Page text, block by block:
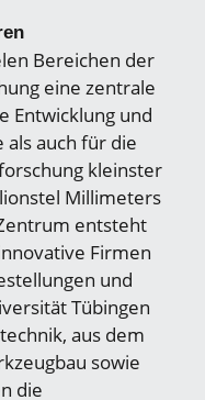
Bereichen der
eine zentrale
Entwicklung und
auch für die
kleinster
Millimeters
entsteht
Firmen
und
Tübingen
aus dem
sowie
die